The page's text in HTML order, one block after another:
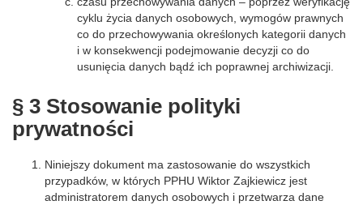
cyklu życia danych osobowych, wymogów prawnych
co do przechowywania określonych kategorii danych
i w konsekwencji podejmowanie decyzji co do
usunięcia danych bądź ich poprawnej archiwizacji.
§ 3 Stosowanie polityki
prywatności
Niniejszy dokument ma zastosowanie do wszystkich
przypadków, w których PPHU Wiktor Zajkiewicz jest
administratorem danych osobowych i przetwarza dane